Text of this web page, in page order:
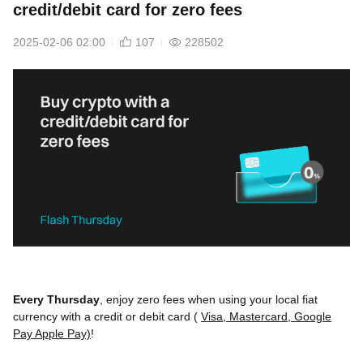
credit/debit card for zero fees
2025-02-06 02:00 107 228502
Every Thursday , enjoy zero fees when using your local fiat
currency with a credit or debit card ( Visa, Mastercard, Google
Pay Apple Pay)!